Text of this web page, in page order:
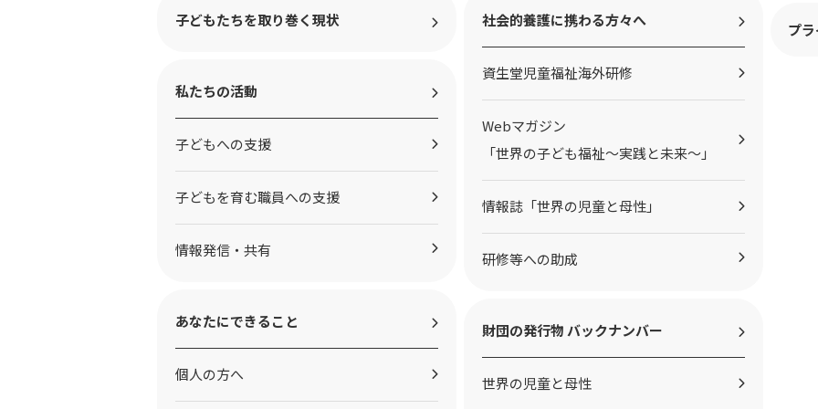
子どもたちを取り巻く現状
私たちの活動
⼦どもへの⽀援
子どもを育む職員への支援
情報発信・共有
あなたにできること
個人の方へ
社会的養護に携わる方々へ
資生堂児童福祉海外研修
Webマガジン
「世界の子ども福祉～実践と未来～」
情報誌「世界の児童と母性」
研修等への助成
財団の発行物 バックナンバー
世界の児童と母性
プ